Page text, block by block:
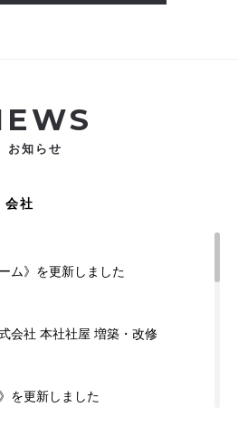
お知らせ
会社
ム》を更新しました
会社 本社社屋 増築・改修
を更新しました